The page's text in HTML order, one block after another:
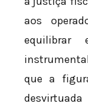
aos
equilibrar
que a